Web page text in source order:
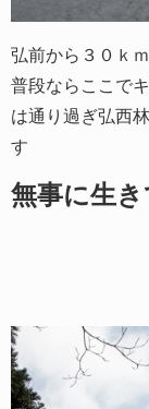
弘前から３０ｋ
普段ならここで
は通り過ぎ弘西
す
無事に生